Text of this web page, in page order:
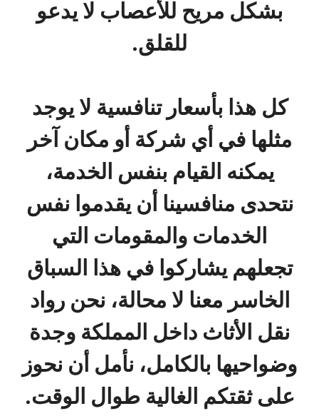
بشكل مريح للأعصاب لا يدعو
للقلق.
كل هذا بأسعار تنافسية لا يوجد
مثلها في أي شركة أو مكان آخر
يمكنه القيام بنفس الخدمة،
نتحدى منافسينا أن يقدموا نفس
الخدمات والمقومات التي
تجعلهم يشاركوا في هذا السباق
الخاسر معنا لا محالة، نحن رواد
نقل الأثاث داخل المملكة وجدة
وضواحيها بالكامل، نأمل أن نحوز
على ثقتكم الغالية طوال الوقت.